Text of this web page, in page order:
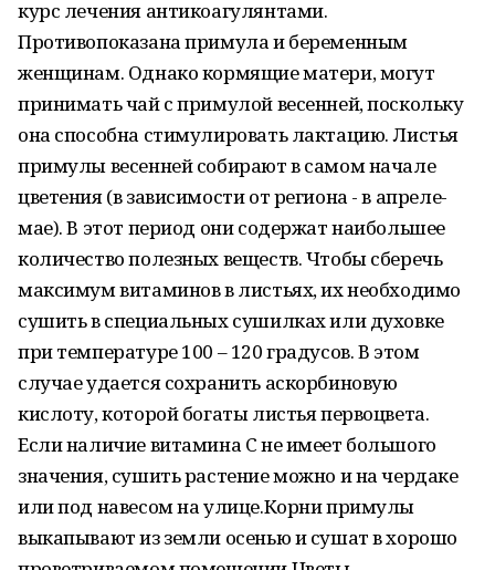
курс лечения антикоагулянтами.
Противопоказана примула и беременным
женщинам. Однако кормящие матери, могут
принимать чай с примулой весенней, поскольку
она способна стимулировать лактацию. Листья
примулы весенней собирают в самом начале
цветения (в зависимости от региона - в апреле-
мае). В этот период они содержат наибольшее
количество полезных веществ. Чтобы сберечь
максимум витаминов в листьях, их необходимо
сушить в специальных сушилках или духовке
при температуре 100 – 120 градусов. В этом
случае удается сохранить аскорбиновую
кислоту, которой богаты листья первоцвета.
Если наличие витамина C не имеет большого
значения, сушить растение можно и на чердаке
или под навесом на улице.Корни примулы
выкапывают из земли осенью и сушат в хорошо